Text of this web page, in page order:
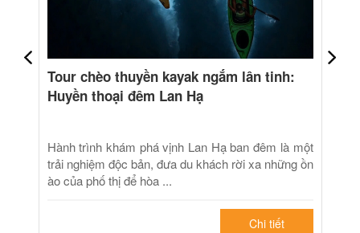
Tour chèo thuyền kayak ngắm lân tinh:
Huyền thoại đêm Lan Hạ
Hành trình khám phá vịnh Lan Hạ ban đêm là một
trải nghiệm độc bản, đưa du khách rời xa những ồn
ào của phố thị để hòa ...
Chi tiết